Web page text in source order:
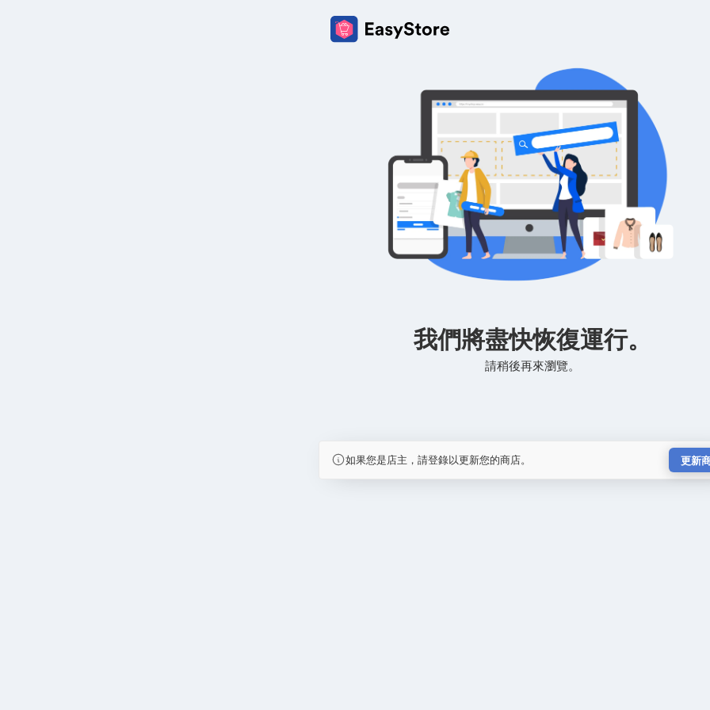
我們將盡快恢復運行。
請稍後再來瀏覽。
如果您是店主，請登錄以更新您的商店。 更新